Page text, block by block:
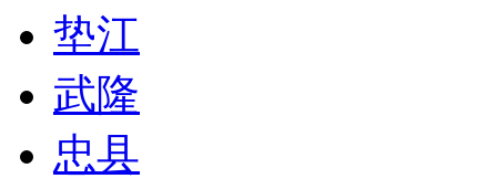
垫江
武隆
忠县